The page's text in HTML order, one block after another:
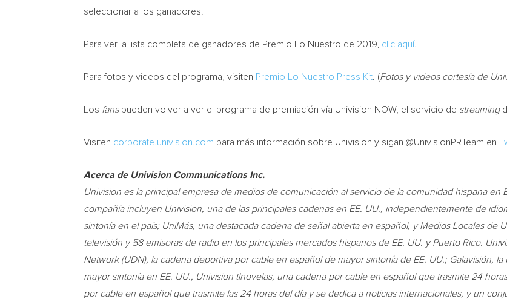
seleccionar a los ganadores.
Para ver la lista completa de ganadores de Premio Lo Nuestro de 2019, clic aquí
Para fotos y videos del programa, visiten Premio Lo Nuestro Press Kit . (Fotos y videos cortesía de
Los fanspueden volver a ver el programa de premiación vía Univision NOW, el servicio de streaming
Visiten corporate.univision.com para más información sobre Univision y sigan @UnivisionPRTeam en
Acerca de Univision Communications Inc.
Univision es la principal empresa de medios de comunicación al servicio de la comunidad hispana en
compañía incluyen Univision, una de las principales cadenas en EE. UU., independientemente de
sintonía en el país; UniMás, una destacada cadena de señal abierta en español, y Medios Locales de
televisión y 58 emisoras de radio en los principales mercados hispanos de EE. UU. yPuerto Rico.
Network (UDN), la cadena deportiva por cable en español de mayor sintonía de EE. UU.; Galavisión,
mayor sintonía en EE. UU., Univision tlnovelas, una cadena por cable en español que trasmite 24
por cable en español que trasmite las 24 horas del día y se dedica a noticias internacionales, y un